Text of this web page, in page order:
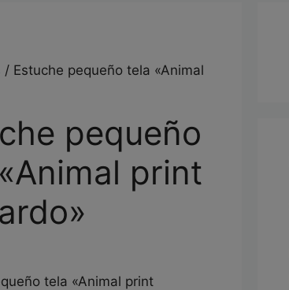
/ Estuche pequeño tela «Animal
pequeño
print
tela «Animal print